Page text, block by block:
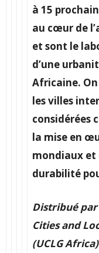
à 15
au cœur de
et sont le
d’une
Africaine.
les villes
considérées
la mise en
mondiaux et
durabilité
Distribué
Cities and
(UCLG